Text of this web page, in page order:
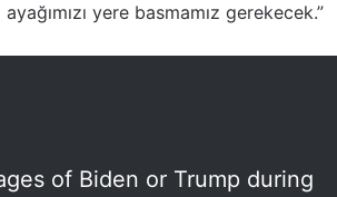
yere basmamız gerekecek.”
of Biden or Trump during